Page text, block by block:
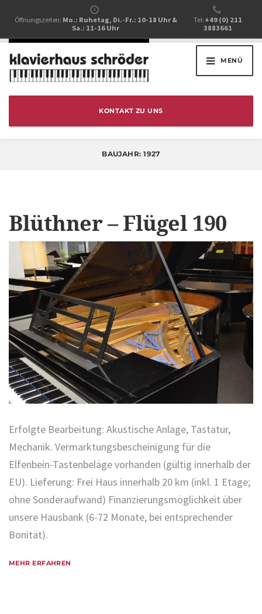
Öffnungszeiten: Mo.: Ruhetag, Di.-Fr.: 10-18 Uhr &
Sa.: 11-16 Uhr
Tel: +49 (0) 211
3883661
MENÜ
KONTAKT ZU UNS
BAUJAHR:1927
Blüthner – Flügel 190
Erfolgte Bearbeitung: Akustische Anlage, Tastatur,
Mechanik. Vermarktungsbescheinigung für die
Elfenbein-Tastenbeläge vorhanden (gültig innerhalb der
EU). Lieferung: Frei Haus innerhalb 20 km (inkl. 1 Etage;
ohne Sonderaufwand) Finanzierungsmöglichkeit über
unsere Hausbank (6-72 Monate, bei entsprechender
Bonität).
MEHR ERFAHREN